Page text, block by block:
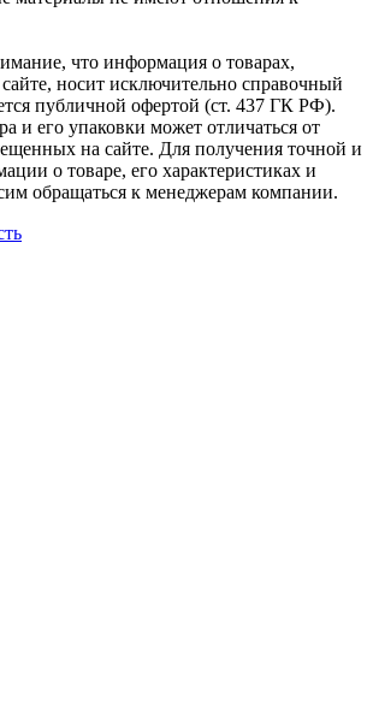
что информация о товарах,
носит исключительно справочный
публичной офертой (ст. 437 ГК РФ).
и его упаковки может отличаться от
на сайте. Для получения точной и
о товаре, его характеристиках и
обращаться к менеджерам компании.